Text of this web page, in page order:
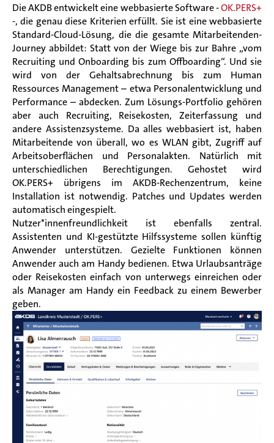
Die AKDB entwickelt eine webbasierte Software -OK.PERS+
-, die genau diese Kriterien erfüllt. Sie ist eine webbasierte
Standard-Cloud-Lösung, die die gesamte Mitarbeitenden-
Journey abbildet: Statt von der Wiege bis zur Bahre „vom
Recruiting und Onboarding bis zum Offboarding“. Und sie
wird von der Gehaltsabrechnung bis zum Human
Ressources Management – etwa Personalentwicklung und
Performance – abdecken. Zum Lösungs-Portfolio gehören
aber auch Recruiting, Reisekosten, Zeiterfassung und
andere Assistenzsysteme. Da alles webbasiert ist, haben
Mitarbeitende von überall, wo es WLAN gibt, Zugriff auf
Arbeitsoberflächen und Personalakten. Natürlich mit
unterschiedlichen Berechtigungen. Gehostet wird
OK.PERS+ übrigens im AKDB-Rechenzentrum, keine
Installation ist notwendig. Patches und Updates werden
automatisch eingespielt.
Nutzer*innenfreundlichkeit ist ebenfalls zentral.
Assistenten und KI-gestützte Hilfssysteme sollen künftig
Anwender unterstützen. Gezielte Funktionen können
Anwender auch am Handy bedienen. Etwa Urlaubsanträge
oder Reisekosten einfach von unterwegs einreichen oder
als Manager am Handy ein Feedback zu einem Bewerber
geben.